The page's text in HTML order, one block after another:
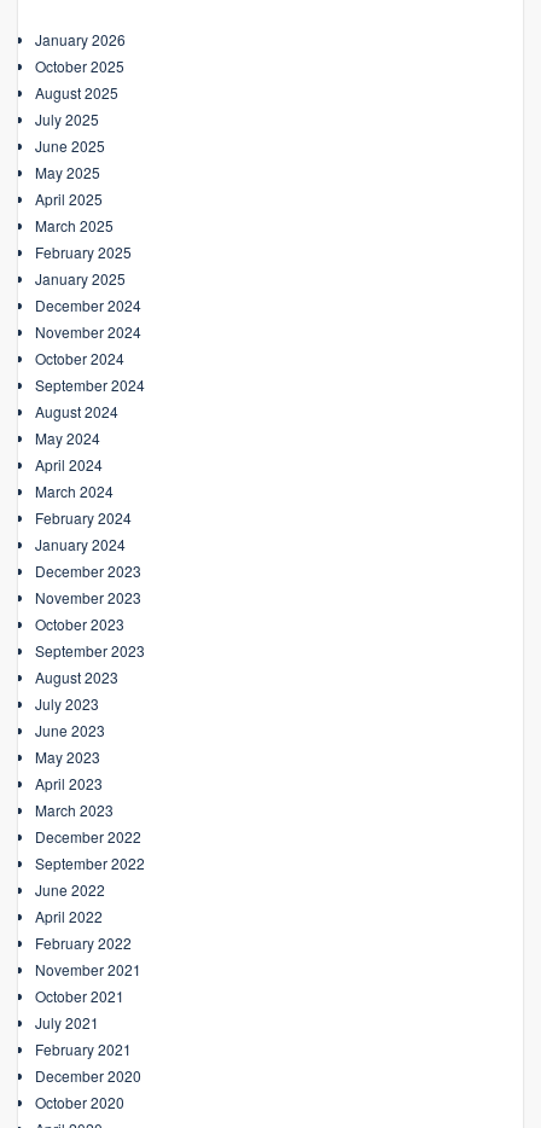
January 2026
October 2025
August 2025
July 2025
June 2025
May 2025
April 2025
March 2025
February 2025
January 2025
December 2024
November 2024
October 2024
September 2024
August 2024
May 2024
April 2024
March 2024
February 2024
January 2024
December 2023
November 2023
October 2023
September 2023
August 2023
July 2023
June 2023
May 2023
April 2023
March 2023
December 2022
September 2022
June 2022
April 2022
February 2022
November 2021
October 2021
July 2021
February 2021
December 2020
October 2020